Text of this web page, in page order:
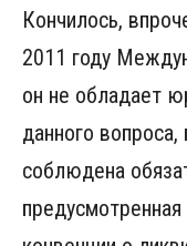
Кончилось,
2011 году
он не обладает
данного
соблюдена